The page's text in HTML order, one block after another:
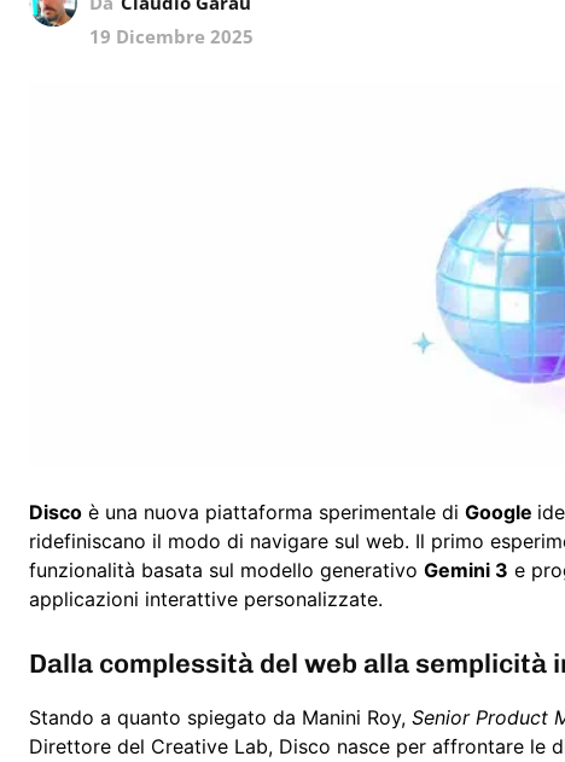
19 Dicembre 2025
Disco è una nuova piattaforma sperimentale di Google
ridefiniscano il modo di navigare sul web. Il primo
funzionalità basata sul modello generativo Gemini 3 e
applicazioni interattive personalizzate.
Dalla complessità del web alla
Stando a quanto spiegato da Manini Roy, Senior Product
Direttore del Creative Lab, Disco nasce per affrontare le